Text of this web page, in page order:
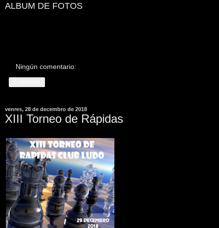
ALBUM DE FOTOS
Ningún comentario:
venres, 28 de decembro de 2018
XIII Torneo de Rápidas